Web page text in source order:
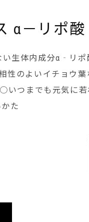
α－リポ酸
い生体内成分α‐リ
性のよいイチョウ葉
いつまでも元気に若
た